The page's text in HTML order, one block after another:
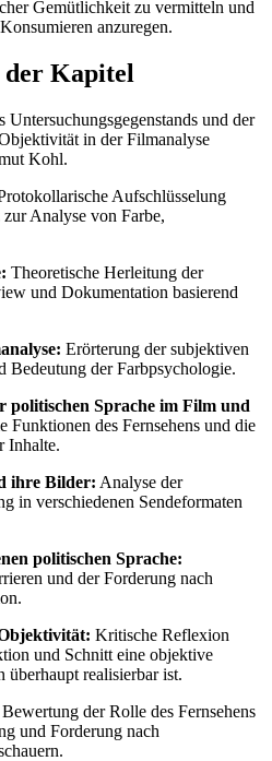
Gemütlichkeit zu vermitteln und
anzuregen.
der Kapitel
Untersuchungsgegenstands und der
in der Filmanalyse
Kohl.
Aufschlüsselung
Analyse von Farbe,
Theoretische Herleitung der
und Dokumentation basierend
Erörterung der subjektiven
Bedeutung der Farbpsychologie.
politischen Sprache im Film und
Funktionen des Fernsehens und die
Inhalte.
ihre Bilder: Analyse der
in verschiedenen Sendeformaten
politischen Sprache:
und der Forderung nach
Kritische Reflexion
und Schnitt eine objektive
überhaupt realisierbar ist.
der Rolle des Fernsehens
und Forderung nach